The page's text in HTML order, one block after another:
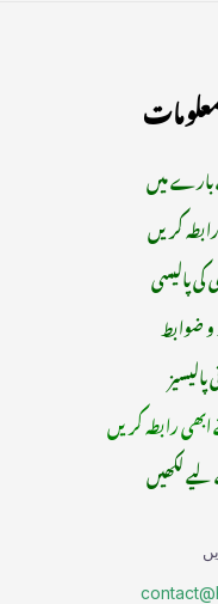
میں
کریں
پالیسی
ضوابط
پالیسیز
ابھی رابطہ کریں
لکھیں